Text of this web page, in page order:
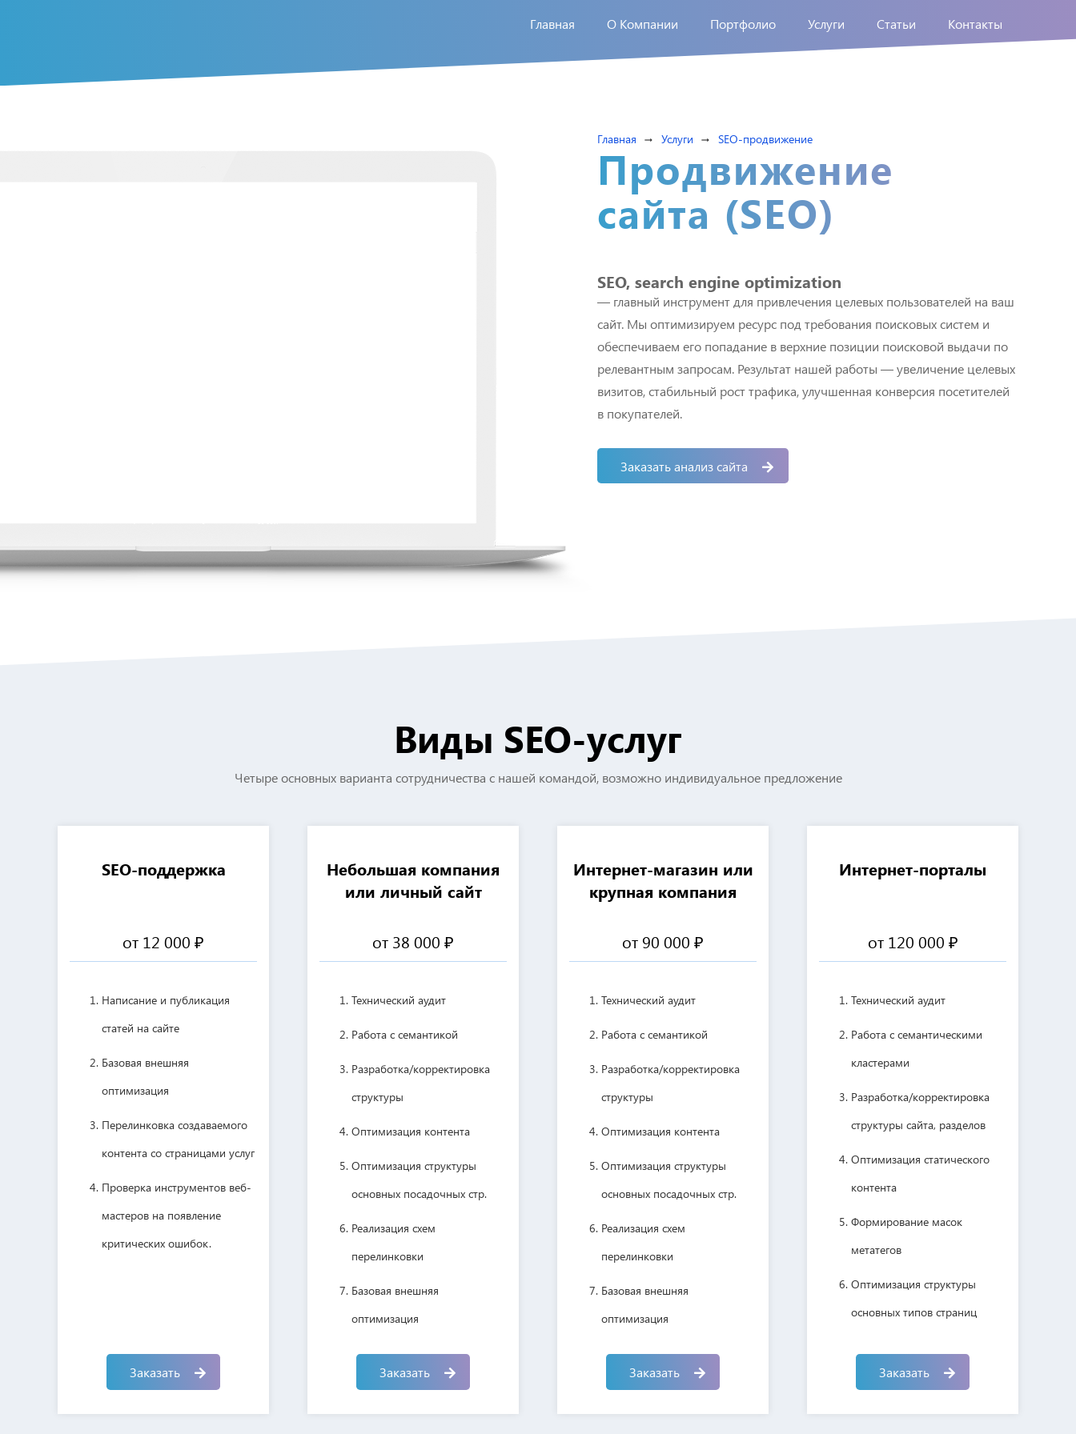
Главная О Компании Портфолио Услуги Статьи Контакты
Главная arrow_right_alt Услуги arrow_right_alt SEO-продвижение
Продвижение
сайта (SEO)
SEO, search engine optimization
— главный инструмент для привлечения целевых пользователей на ваш
сайт. Мы оптимизируем ресурс под требования поисковых систем и
обеспечиваем его попадание в верхние позиции поисковой выдачи по
релевантным запросам. Результат нашей работы — увеличение целевых
визитов, стабильный рост трафика, улучшенная конверсия посетителей
в покупателей.
Заказать анализ сайта
Виды SEO-услуг
Четыре основных варианта сотрудничества с нашей командой, возможно индивидуальное предложение
SEO-поддержка
от 12 000 ₽
Написание и публикация
статей на сайте
Базовая внешняя
оптимизация
Перелинковка создаваемого
контента со страницами услуг
Проверка инструментов веб-
мастеров на появление
критических ошибок.
Заказать
Небольшая компания
или личный сайт
от 38 000 ₽
Технический аудит
Работа с семантикой
Разработка/корректировка
структуры
Оптимизация контента
Оптимизация структуры
основных посадочных стр.
Реализация схем
перелинковки
Базовая внешняя
оптимизация
Написание и публикация
статей на сайте
Сбор и отслеживание
Заказать
Интернет-магазин или
крупная компания
от 90 000 ₽
Технический аудит
Работа с семантикой
Разработка/корректировка
структуры
Оптимизация контента
Оптимизация структуры
основных посадочных стр.
Реализация схем
перелинковки
Базовая внешняя
оптимизация
Крауд-маркетинг
Работа с сайтами-отзовиками
Заказать
Интернет-порталы
от 120 000 ₽
Технический аудит
Работа с семантическими
кластерами
Разработка/корректировка
структуры сайта, разделов
Оптимизация статического
контента
Формирование масок
метатегов
Оптимизация структуры
основных типов страниц
Реализация схем
Заказать